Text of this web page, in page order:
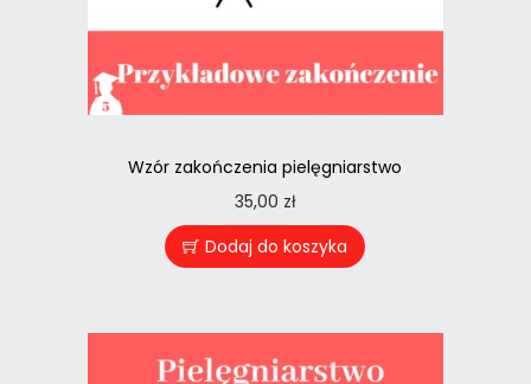
Wzór zakończenia pielęgniarstwo
35,00 zł
Dodaj do koszyka